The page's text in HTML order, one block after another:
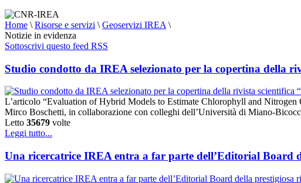
Home \ Risorse e servizi \ Geoservizi IREA \
Notizie in evidenza
Sottoscrivi questo feed RSS
Studio condotto da IREA selezionato per la copertina della
L’articolo “Evaluation of Hybrid Models to Estimate Chlorophyll and
Mirco Boschetti, in collaborazione con colleghi dell’Università di Miano-
Letto 35679 volte
Leggi tutto...
Una ricercatrice IREA entra a far parte dell’Editorial Board